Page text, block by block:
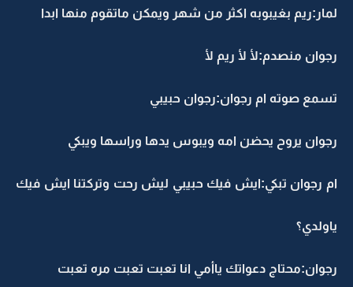
لمار:ريم بغيبوبه اكثر من شهر ويمكن ماتقوم منها ابدا
رجوان منصدم:لأ لأ ريم لأ
تسمع صوته ام رجوان:رجوان حبيبي
رجوان يروح يحضن امه ويبوس يدها وراسها ويبكي
ام رجوان تبكي:ايش فيك حبيبي ليش رحت وتركتنا ايش فيك
ياولدي؟
رجوان:محتاج دعواتك ياأمي انا تعبت تعبت مره تعبت